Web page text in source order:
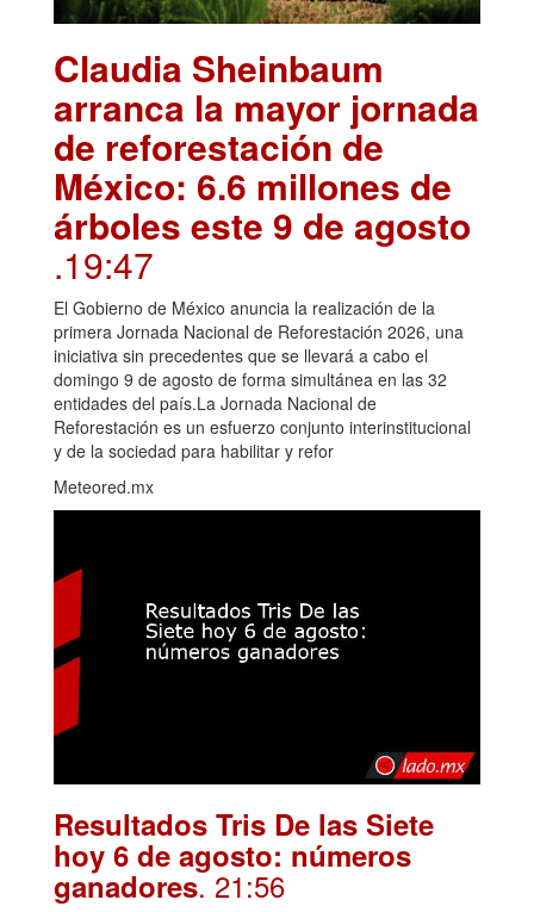
Claudia Sheinbaum
arranca la mayor jornada
de reforestación de
México: 6.6 millones de
árboles este 9 de agosto
.19:47
El Gobierno de México anuncia la realización de la
primera Jornada Nacional de Reforestación 2026, una
iniciativa sin precedentes que se llevará a cabo el
domingo 9 de agosto de forma simultánea en las 32
entidades del país.La Jornada Nacional de
Reforestación es un esfuerzo conjunto interinstitucional
y de la sociedad para habilitar y refor
Meteored.mx
Resultados Tris De las Siete
hoy 6 de agosto: números
ganadores. 21:56